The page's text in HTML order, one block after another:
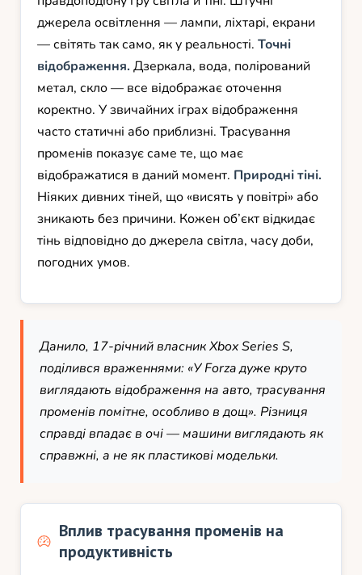
джерела освітлення — лампи, ліхтарі, екрани
— світять так само, як у реальності. Точні
відображення. Дзеркала, вода, полірований
метал, скло — все відображає оточення
коректно. У звичайних іграх відображення
часто статичні або приблизні. Трасування
променів показує саме те, що має
відображатися в даний момент. Природні тіні.
Ніяких дивних тіней, що «висять у повітрі» або
зникають без причини. Кожен об’єкт відкидає
тінь відповідно до джерела світла, часу доби,
погодних умов.
Данило, 17-річний власник Xbox Series S,
поділився враженнями: «У Forza дуже круто
виглядають відображення на авто, трасування
променів помітне, особливо в дощ». Різниця
справді впадає в очі — машини виглядають як
справжні, а не як пластикові модельки.
Вплив трасування променів на
продуктивність